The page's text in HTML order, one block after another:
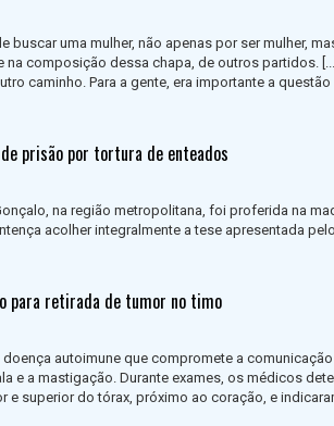
buscar uma mulher, não apenas por ser mulher,
na composição dessa chapa, de outros partidos.
caminho. Para a gente, era importante a
prisão por tortura de enteados
na região metropolitana, foi proferida na
acolher integralmente a tese apresentada
para retirada de tumor no timo
autoimune que compromete a
e a mastigação. Durante exames, os médicos
e superior do tórax, próximo ao coração, e